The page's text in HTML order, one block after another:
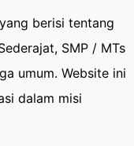
berisi tentang
SMP / MTs
umum. Website ini
dalam misi